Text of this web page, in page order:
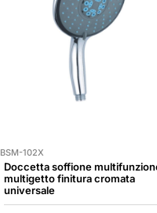
BSM-102X
Doccetta soffione
multigetto finitura cromata
universale